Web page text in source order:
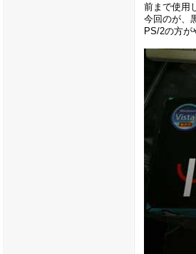
前まで使用
今回のが、
PS/2の方が